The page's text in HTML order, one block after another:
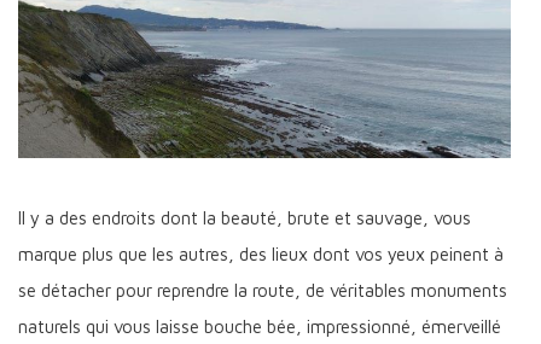
Il y a des endroits dont la beauté, brute et sauvage, vous
marque plus que les autres, des lieux dont vos yeux peinent à
se détacher pour reprendre la route, de véritables monuments
naturels qui vous laisse bouche bée, impressionné, émerveillé